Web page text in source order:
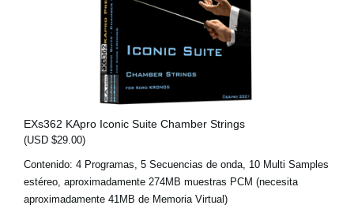
EXs362 KApro Iconic Suite Chamber Strings
(USD $29.00)
Contenido: 4 Programas, 5 Secuencias de onda, 10 Multi Samples
estéreo, aproximadamente 274MB muestras PCM (necesita
aproximadamente 41MB de Memoria Virtual)